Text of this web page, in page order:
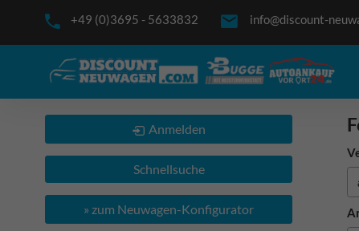
+49 (0)3695 - 5633832 info@discount-
Anmelden
Schnellsuche
» zum Neuwagen-Konfigurator